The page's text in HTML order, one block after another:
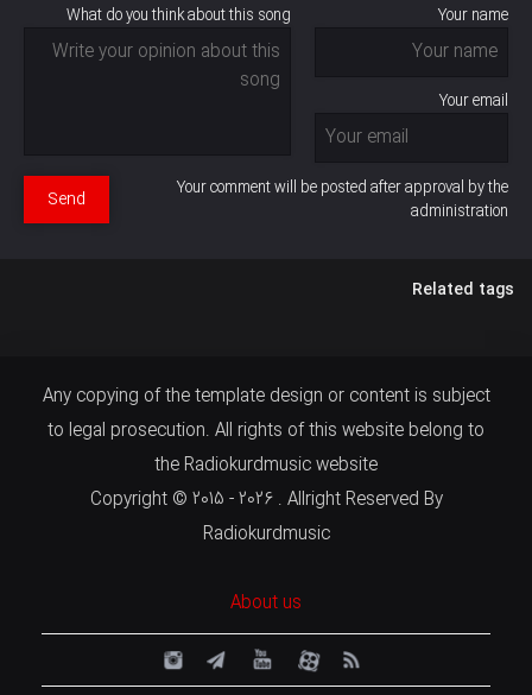
Your name
Your email
What do you think about this song
Your comment will be posted after approval by the
administration
Send
Related tags
Any copying of the template design or content is subject
to legal prosecution. All rights of this website belong to
the Radiokurdmusic website
Copyright © 2015 - 2026 . Allright Reserved By
Radiokurdmusic
About us